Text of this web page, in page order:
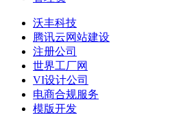
沃丰科技
腾讯云网站建设
注册公司
世界工厂网
VI设计公司
电商合规服务
模版开发